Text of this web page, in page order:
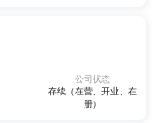
公司状态
存续（在营、开业、在
册）